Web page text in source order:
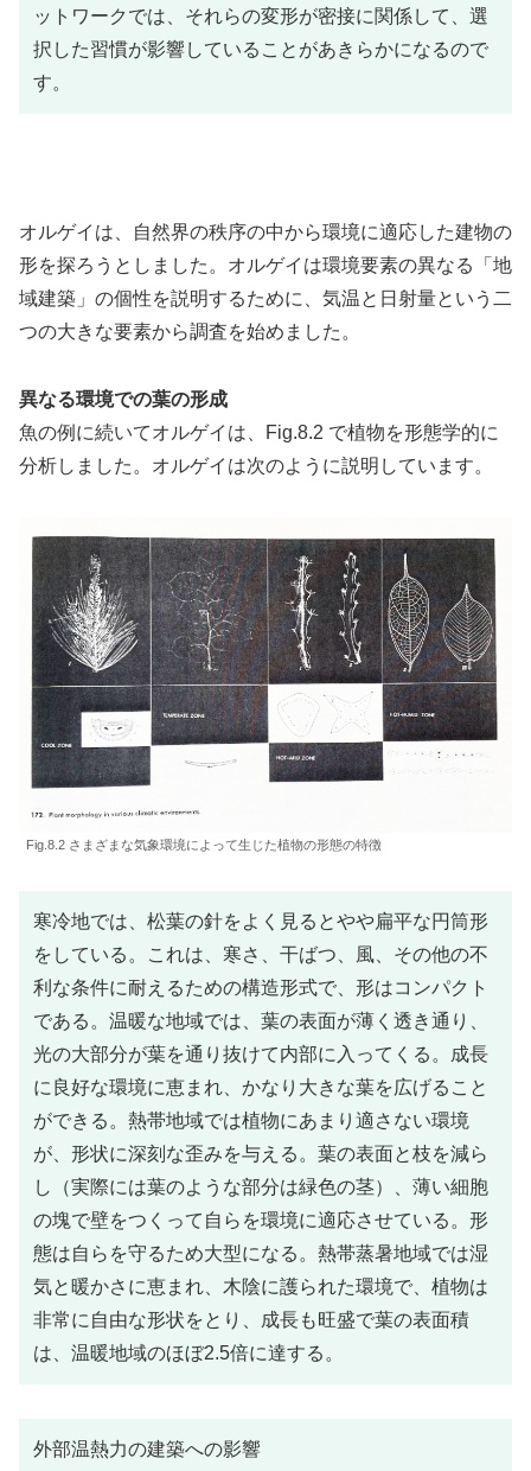
ットワークでは、それらの変形が密接に関係して、選
択した習慣が影響していることがあきらかになるので
す。
オルゲイは、自然界の秩序の中から環境に適応した建物の
形を探ろうとしました。オルゲイは環境要素の異なる「地
域建築」の個性を説明するために、気温と日射量という二
つの大きな要素から調査を始めました。
異なる環境での葉の形成
魚の例に続いてオルゲイは、Fig.8.2 で植物を形態学的に
分析しました。オルゲイは次のように説明しています。
Fig.8.2 さまざまな気象環境によって生じた植物の形態の特徴
寒冷地では、松葉の針をよく見るとやや扁平な円筒形
をしている。これは、寒さ、干ばつ、風、その他の不
利な条件に耐えるための構造形式で、形はコンパクト
である。温暖な地域では、葉の表面が薄く透き通り、
光の大部分が葉を通り抜けて内部に入ってくる。成長
に良好な環境に恵まれ、かなり大きな葉を広げること
ができる。熱帯地域では植物にあまり適さない環境
が、形状に深刻な歪みを与える。葉の表面と枝を減ら
し（実際には葉のような部分は緑色の茎）、薄い細胞
の塊で壁をつくって自らを環境に適応させている。形
態は自らを守るため大型になる。熱帯蒸暑地域では湿
気と暖かさに恵まれ、木陰に護られた環境で、植物は
非常に自由な形状をとり、成長も旺盛で葉の表面積
は、温暖地域のほぼ2.5倍に達する。
外部温熱力の建築への影響